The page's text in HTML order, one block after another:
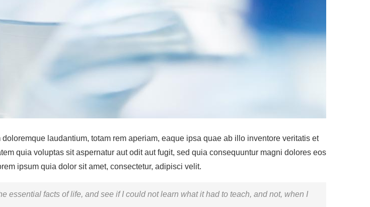
laudantium, totam rem aperiam, eaque ipsa quae ab illo inventore veritatis et
quia voluptas sit aspernatur aut odit aut fugit, sed quia consequuntur magni dolores eos
ipsum quia dolor sit amet, consectetur, adipisci velit.
essential facts of life, and see if I could not learn what it had to teach, and not, when I